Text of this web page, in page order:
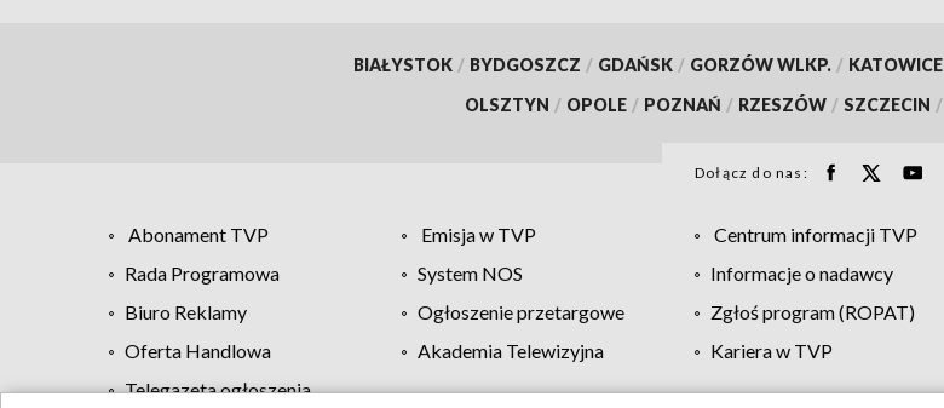
BIAŁYSTOK / BYDGOSZCZ / GDAŃSK / GORZÓW WLKP. / KATOWICE
OLSZTYN / OPOLE / POZNAŃ / RZESZÓW / SZCZECIN /
Dołącz do nas:
Abonament TVP Emisja w TVP Centrum informacji TVP
Rada Programowa
System NOS Informacje o nadawcy
Biuro Reklamy
Ogłoszenie przetargowe Zgłoś program (ROPAT)
Oferta Handlowa
Akademia Telewizyjna Kariera w TVP
Telegazeta ogłoszenia